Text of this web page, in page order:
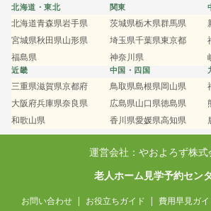
北海道・東北
北海道青森県岩手県
宮城県秋田県山形県
福島県
関東
茨城県栃木県群馬県
埼玉県千葉県東京都
神奈川県
近畿
三重県滋賀県京都府
大阪府兵庫県奈良県
和歌山県
中国・四国
鳥取県島根県岡山県
広島県山口県徳島県
香川県愛媛県高知県
運営会社：やおよろず株式
老人ホーム見学予約セン
お問い合わせ お役立ちガイド 費用早見ガイ